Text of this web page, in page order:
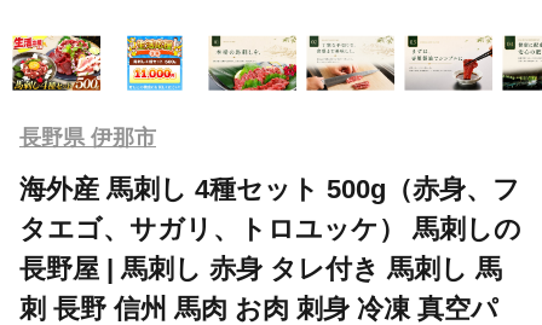
長野県 伊那市
海外産 馬刺し 4種セット 500g（赤身、フ
タエゴ、サガリ、トロユッケ） 馬刺しの
長野屋 | 馬刺し 赤身 タレ付き 馬刺し 馬
刺 長野 信州 馬肉 お肉 刺身 冷凍 真空パ